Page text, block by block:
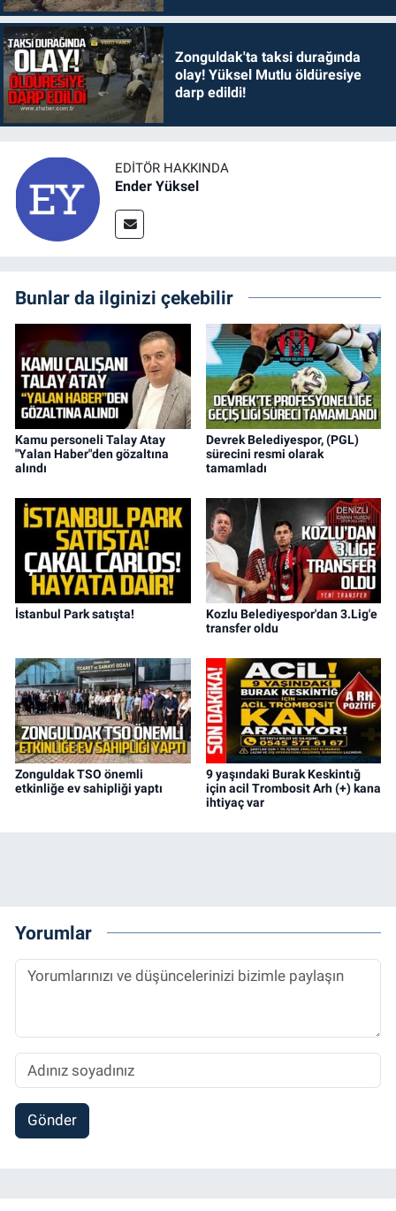
Zonguldak'ta taksi durağında
olay! Yüksel Mutlu öldüresiye
darp edildi!
EDITÖR HAKKINDA
Ender Yüksel
Bunlar da ilginizi çekebilir
Kamu personeli Talay Atay
"Yalan Haber"den gözaltına
alındı
Devrek Belediyespor, (PGL)
sürecini resmi olarak
tamamladı
İstanbul Park satışta!
Kozlu Belediyespor'dan 3.Lig'e
transfer oldu
Zonguldak TSO önemli
etkinliğe ev sahipliği yaptı
9 yaşındaki Burak Keskintığ
için acil Trombosit Arh (+) kana
ihtiyaç var
Yorumlar
Gönder